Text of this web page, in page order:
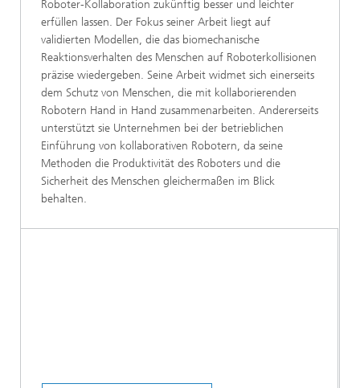
Roboter-Kollaboration zukünftig besser und leichter
erfüllen lassen. Der Fokus seiner Arbeit liegt auf
validierten Modellen, die das biomechanische
Reaktionsverhalten des Menschen auf Roboterkollisionen
präzise wiedergeben. Seine Arbeit widmet sich einerseits
dem Schutz von Menschen, die mit kollaborierenden
Robotern Hand in Hand zusammenarbeiten. Andererseits
unterstützt sie Unternehmen bei der betrieblichen
Einführung von kollaborativen Robotern, da seine
Methoden die Produktivität des Roboters und die
Sicherheit des Menschen gleichermaßen im Blick
behalten.